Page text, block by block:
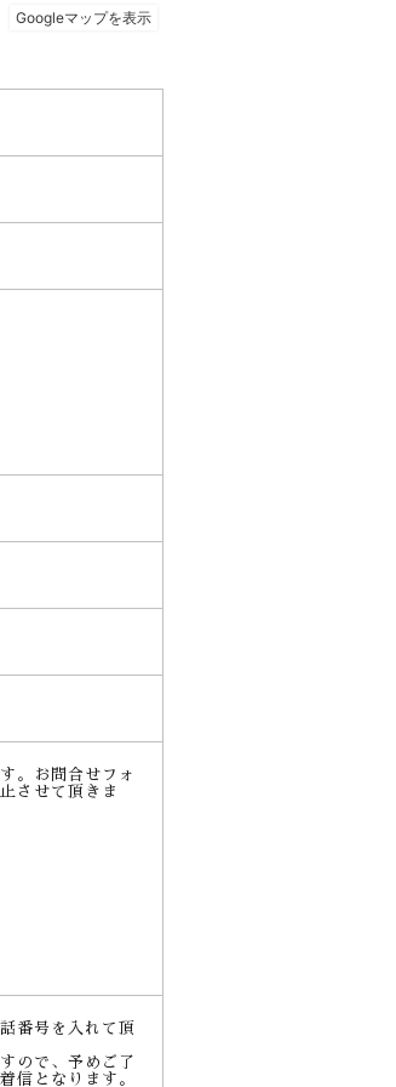
。お問合せフォ
させて頂きま
番号を入れて頂
ので、予めご了
信となります。